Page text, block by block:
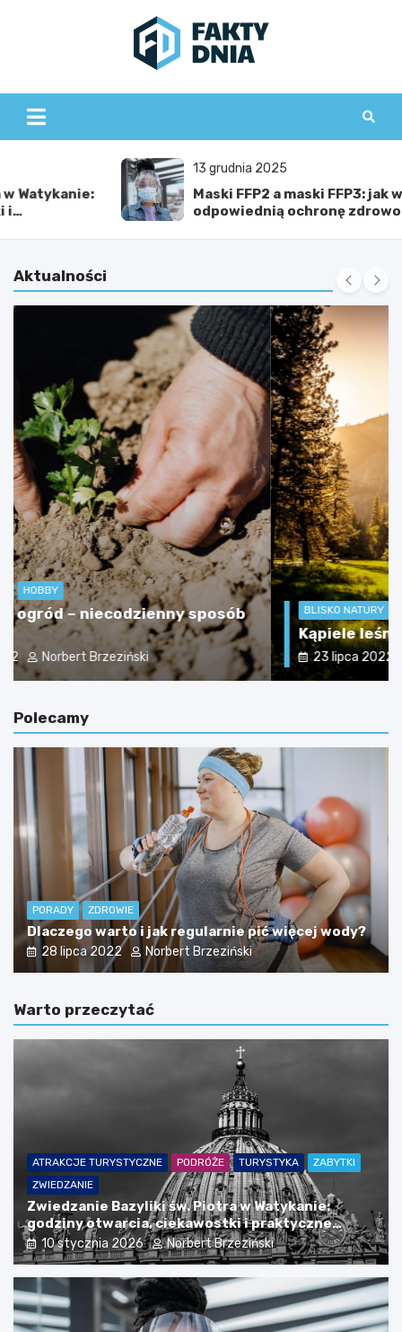
www.faktydnia.pl
13 grudnia 2025
Maski FFP2 a maski FFP3: jak wybrać
odpowiednią ochronę zdrowotną
Aktualności
BLISKO NATURY HOBBY
Kąpiele leśne – co dobrego da Ci las?
23 lipca 2022 Norbert Brzeziński
Polecamy
PORADY ZDROWIE
Dlaczego warto i jak regularnie pić więcej wody?
28 lipca 2022 Norbert Brzeziński
Warto przeczytać
ATRAKCJE TURYSTYCZNE PODRÓŻE TURYSTYKA
ZABYTKI
ZWIEDZANIE
Zwiedzanie Bazyliki św. Piotra w Watykanie:
godziny otwarcia, ciekawostki i praktyczne
informacje
10 stycznia 2026 Norbert Brzeziński